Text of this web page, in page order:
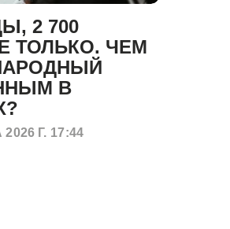
2 700
ТОЛЬКО. ЧЕМ
В
Г. 17:44